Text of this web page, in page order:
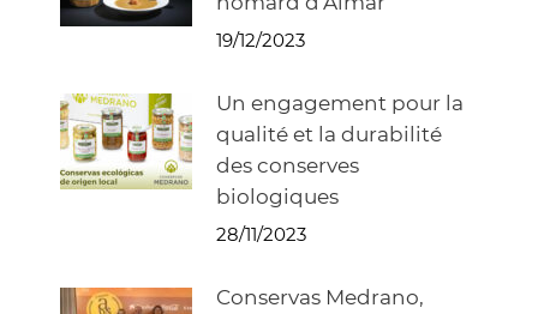
19/12/2023
Un engagement pour la
qualité et la durabilité
des conserves
biologiques
28/11/2023
Conservas Medrano,